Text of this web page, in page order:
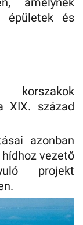
épületek és
XIX. század
azonban
vezető
projekt